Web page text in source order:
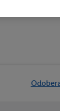
koncových
a
uvedené
odvolať